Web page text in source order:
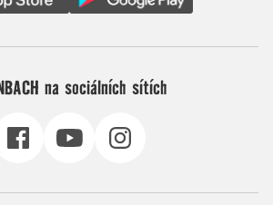
na sociálních sítích